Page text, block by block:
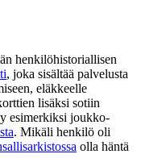
henkilöhistoriallisen
, joka sisältää palvelusta
eläkkeelle
lisäksi sotiin
esimerkiksi joukko-
. Mikäli henkilö oli
olla häntä